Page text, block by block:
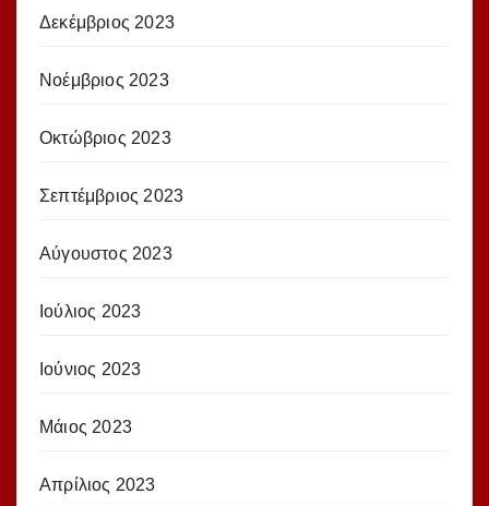
Δεκέμβριος 2023
Νοέμβριος 2023
Οκτώβριος 2023
Σεπτέμβριος 2023
Αύγουστος 2023
Ιούλιος 2023
Ιούνιος 2023
Μάιος 2023
Απρίλιος 2023